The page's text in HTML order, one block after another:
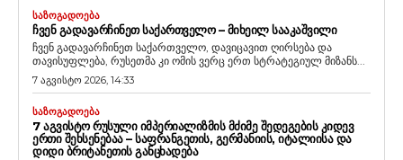
ᲡᲐᲖᲝᲒᲐᲓᲝᲔᲑᲐ
ᲩᲕᲔᲜ ᲒᲐᲓᲐᲕᲐᲠᲩᲘᲜᲔᲗ ᲡᲐᲥᲐᲠᲗᲕᲔᲚᲝ – ᲛᲘᲮᲔᲘᲚ ᲡᲐᲐᲙᲐᲨᲕᲘᲚᲘ
ჩვენ გადავარჩინეთ საქართველო, დავიცავით ღირსება და
თავისუფლება, რუსეთმა კი ომის ვერც ერთ სტრატეგიულ მიზანს...
7 აგვისტო 2026, 14:33
ᲡᲐᲖᲝᲒᲐᲓᲝᲔᲑᲐ
7 ᲐᲒᲕᲘᲡᲢᲝ ᲠᲣᲡᲣᲚᲘ ᲘᲛᲞᲔᲠᲘᲐᲚᲘᲖᲛᲘᲡ ᲛᲫᲘᲛᲔ ᲨᲔᲓᲔᲒᲔᲑᲘᲡ ᲙᲘᲓᲔᲕ
ᲔᲠᲗᲘ ᲨᲔᲮᲡᲔᲜᲔᲑᲐᲐ – ᲡᲐᲤᲠᲐᲜᲒᲔᲗᲘᲡ, ᲒᲔᲠᲛᲐᲜᲘᲘᲡ, ᲘᲢᲐᲚᲘᲘᲡᲐ ᲓᲐ
ᲓᲘᲓᲘ ᲑᲠᲘᲢᲐᲜᲔᲗᲘᲡ ᲒᲐᲜᲪᲮᲐᲓᲔᲑᲐ